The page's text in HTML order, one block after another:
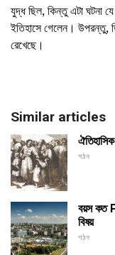
যুদ্ধ ছিল, কিন্তু এটা ঘটনা
ইতিহাসে গেলেন। উপরন্তু,
রেখেছে।
Similar articles
গঠন
বয়স কত
বিষয়
গঠন